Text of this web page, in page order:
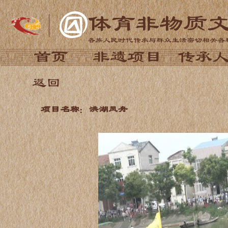
体育非物质
各族人民时代传承与群众生活密切相关
首页 非遗项目 传承
返回
项目名称：洪湖凤舟